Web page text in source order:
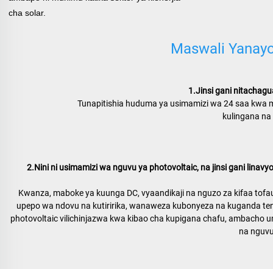
cha solar.
Maswali
1.Jinsi gani
Tunapitishia huduma ya usimamizi wa 24 saa
kulingana
2.Nini ni usimamizi wa nguvu ya photovoltaic, na jinsi gani
Kwanza, maboke ya kuunga DC, vyaandikaji na nguzo za kifaa
upepo wa ndovu na kutiririka, wanaweza kubonyeza na kuganda
photovoltaic vilichinjazwa kwa kibao cha kupigana chafu, ambacho
na